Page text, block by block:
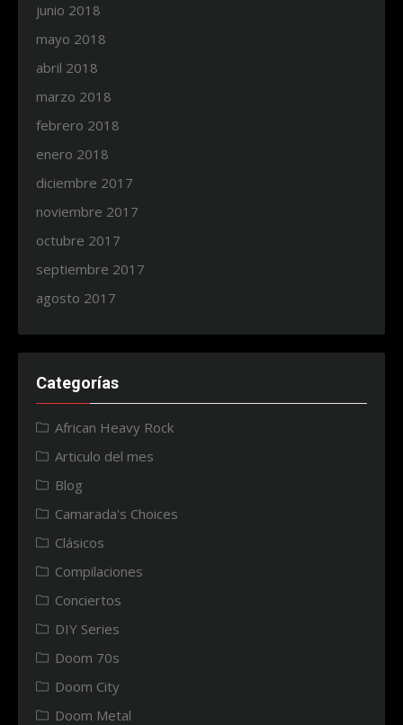
junio 2018
mayo 2018
abril 2018
marzo 2018
febrero 2018
enero 2018
diciembre 2017
noviembre 2017
octubre 2017
septiembre 2017
agosto 2017
Categorías
African Heavy Rock
Articulo del mes
Blog
Camarada's Choices
Clásicos
Compilaciones
Conciertos
DIY Series
Doom 70s
Doom City
Doom Metal